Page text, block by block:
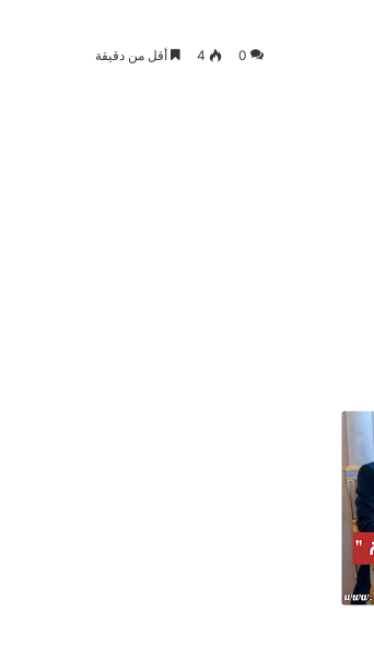
0
4 أقل من دقيقة